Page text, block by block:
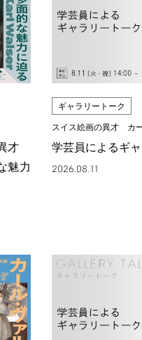
才
魅力
ギャラリートーク
スイス絵画の異才 カ
学芸員によるギ
2026.08.11